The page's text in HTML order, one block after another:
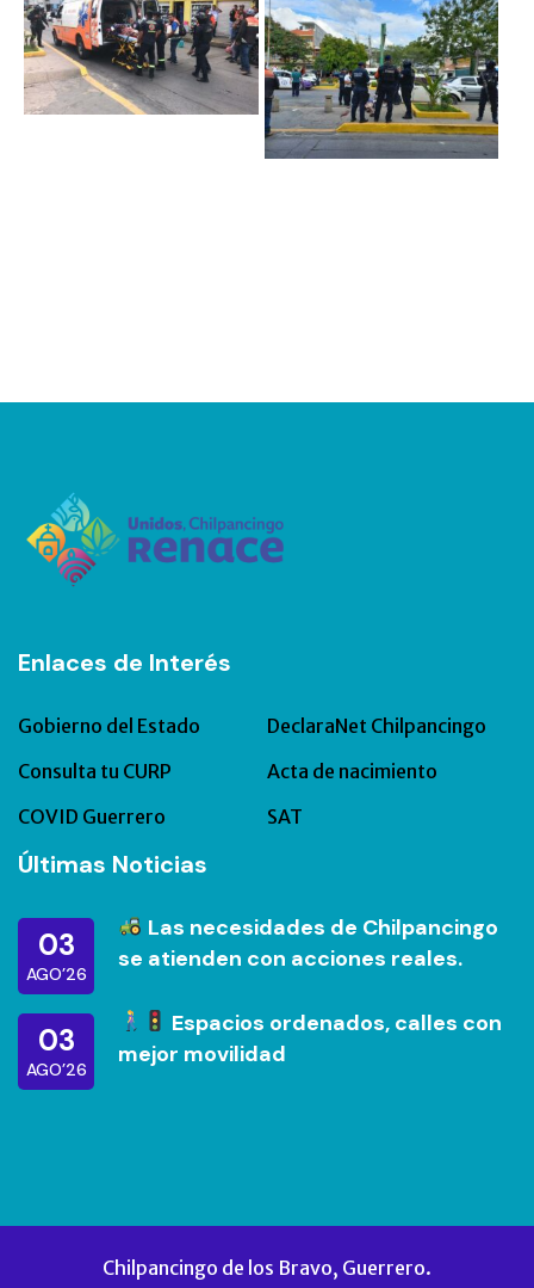
Enlaces de Interés
Gobierno del Estado
DeclaraNet Chilpancingo
Consulta tu CURP
Acta de nacimiento
COVID Guerrero
SAT
Últimas Noticias
03
AGO’26
Las necesidades de Chilpancingo
se atienden con acciones reales.
03
AGO’26
Espacios ordenados, calles con
mejor movilidad
Chilpancingo de los Bravo, Guerrero.